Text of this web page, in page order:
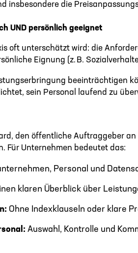
insbesondere die
UND persönlich geeignet
oft unterschätzt wird: die
Eignung (z. B.
beeinträchtigen
sein Personal laufend zu
den öffentliche Auftraggeber
Für Unternehmen bedeutet das:
Personal und
klaren Überblick über
Ohne Indexklauseln oder klare
Auswahl, Kontrolle und